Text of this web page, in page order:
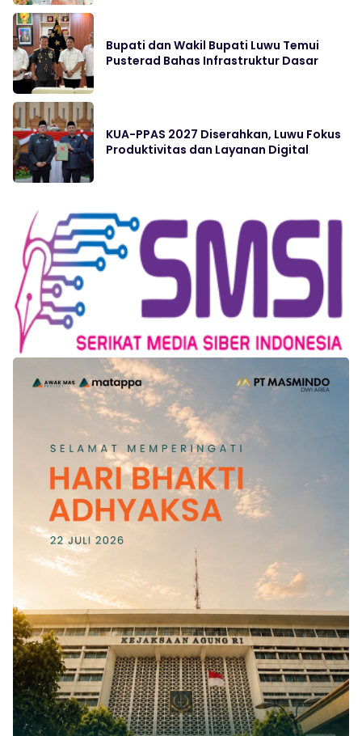
Bupati dan Wakil Bupati Luwu Temui
Pusterad Bahas Infrastruktur Dasar
KUA-PPAS 2027 Diserahkan, Luwu Fokus
Produktivitas dan Layanan Digital